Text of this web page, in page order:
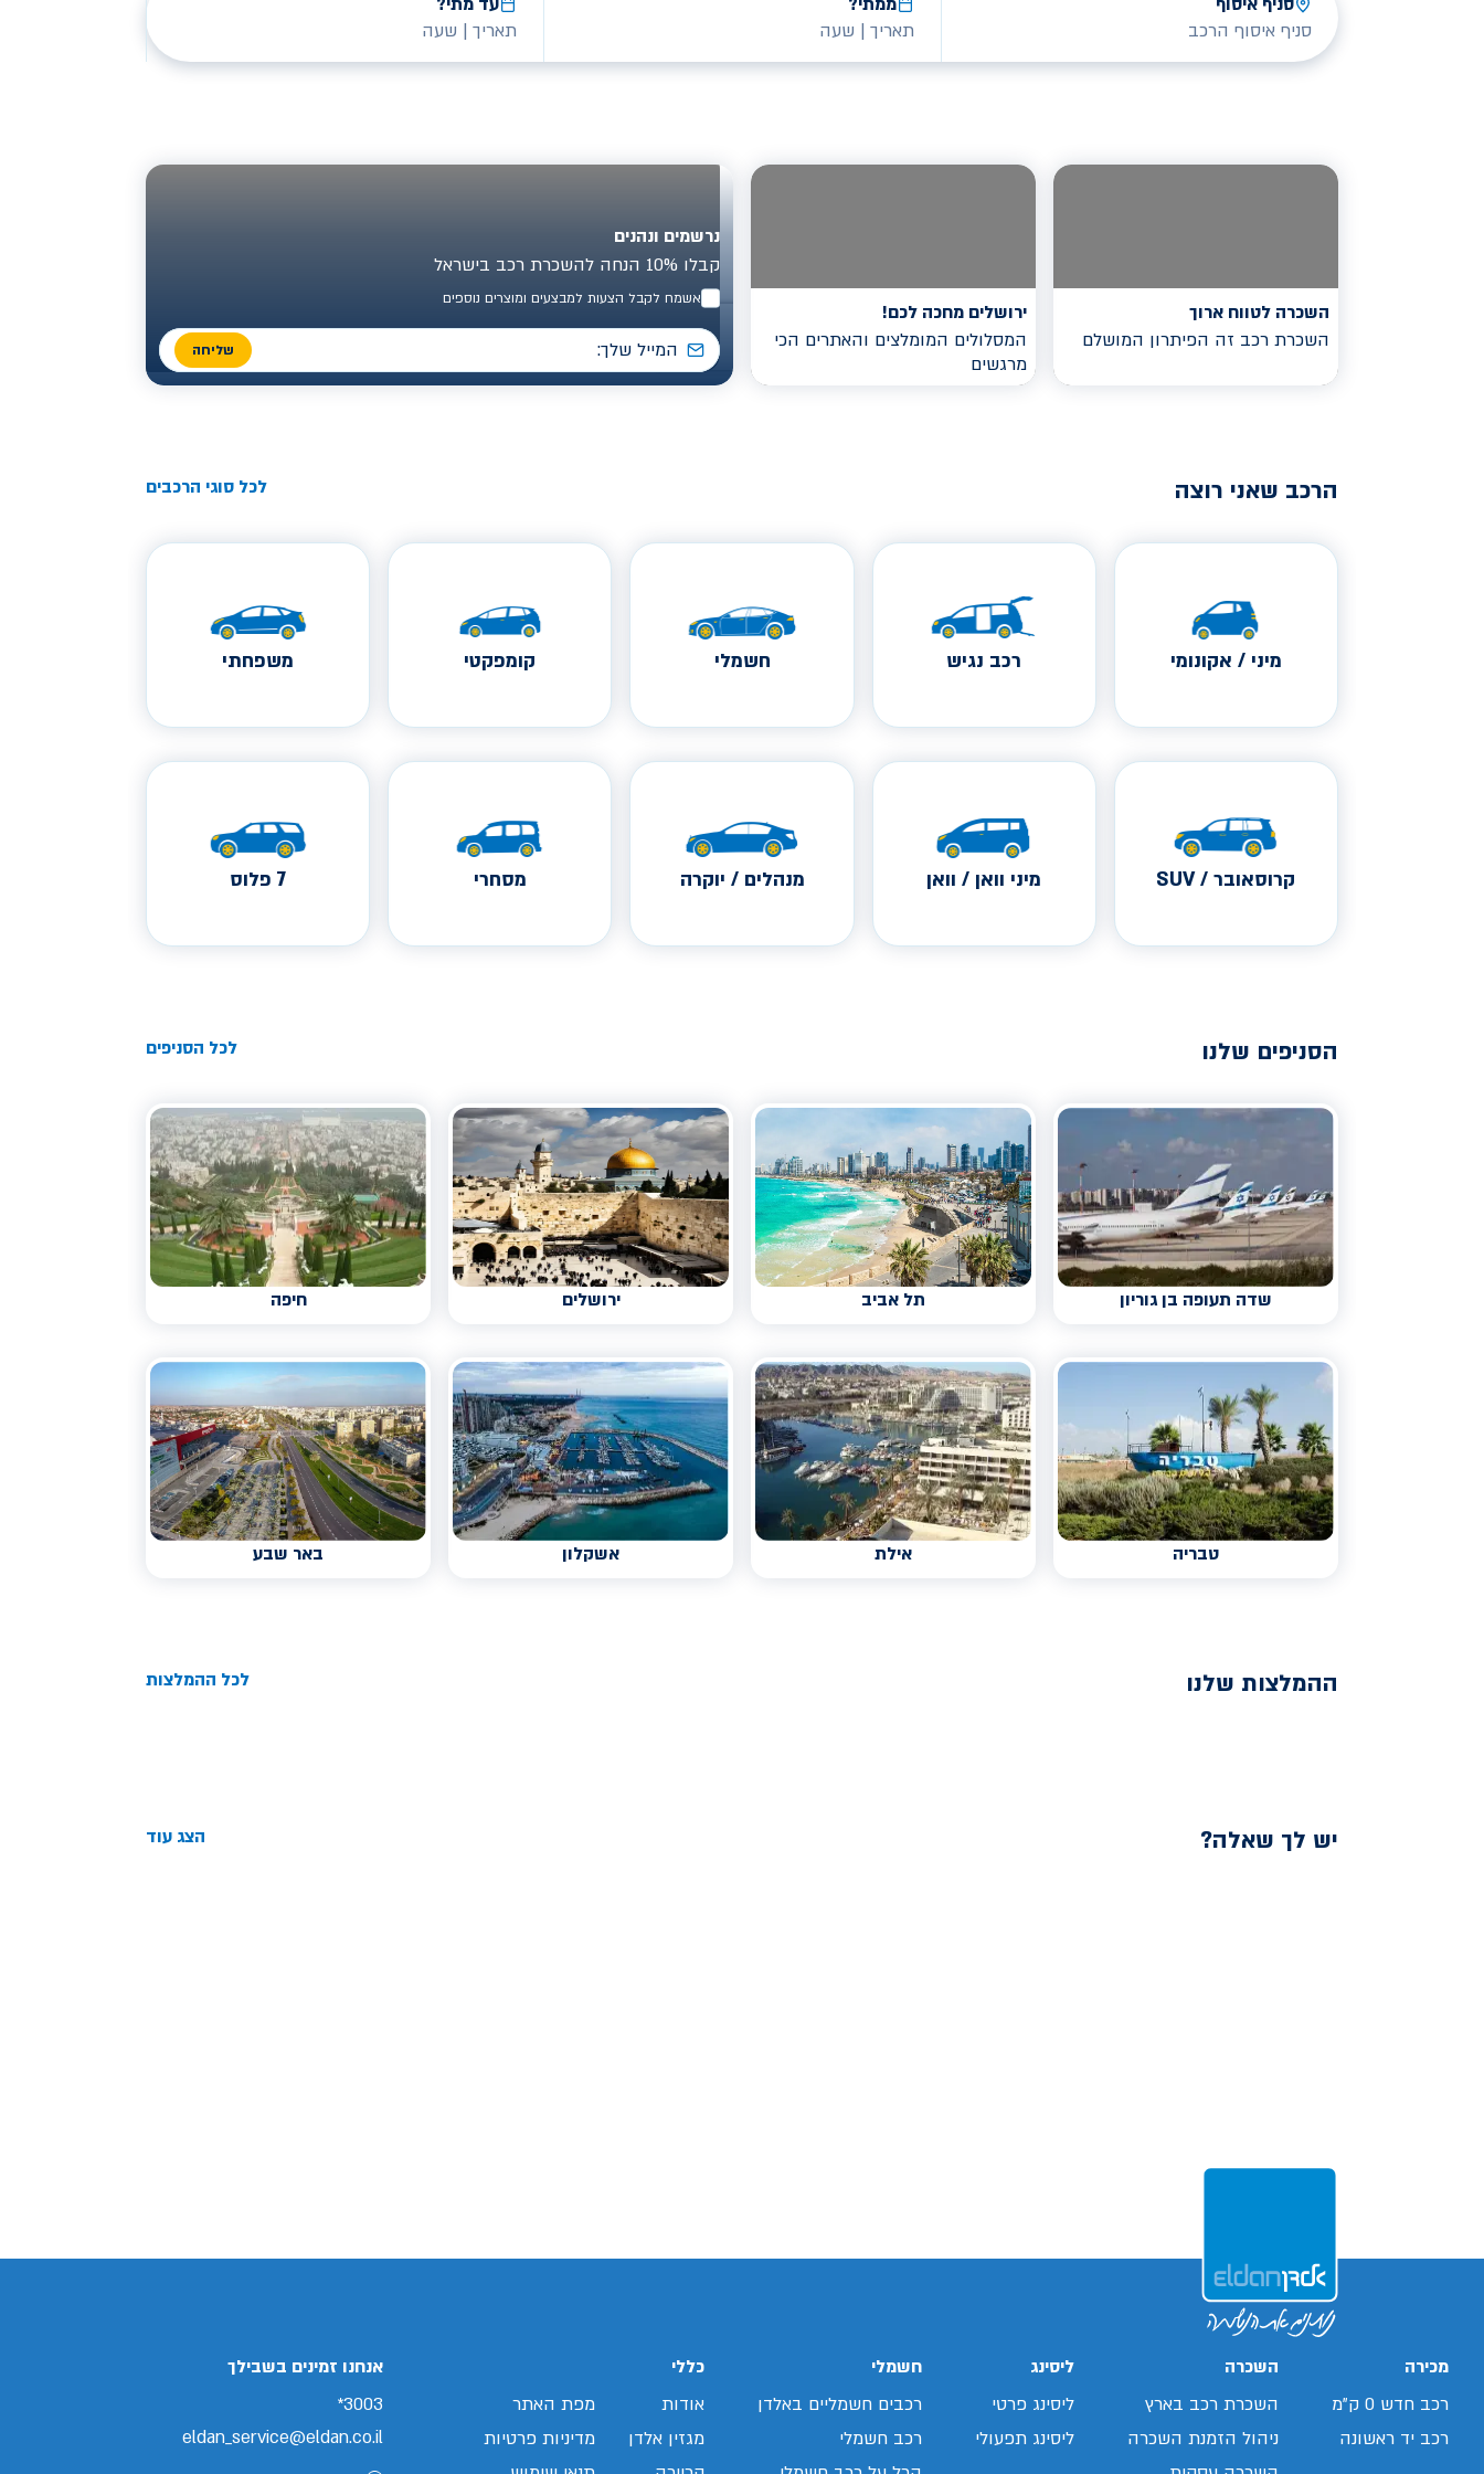
סניף איסוף הרכב
תאריך | שעה
תאריך | שעה
השכרה לטווח ארוך
השכרת רכב זה הפיתרון המושלם
ירושלים מחכה לכם!
המסלולים המומלצים והאתרים הכי
מרגשים
נרשמים ונהנים
קבלו 10% הנחה להשכרת רכב בישראל
אשמח לקבל הצעות למבצעים ומוצרים נוספים
שליחה
הרכב שאני רוצה לכל סוגי הרכבים
מיני / אקונומי רכב נגיש חשמלי קומפקטי משפחתי
קרוסאובר / SUV מיני וואן / וואן מנהלים / יוקרה מסחרי 7 פלוס
הסניפים שלנו לכל הסניפים
שדה תעופה בן גוריון תל אביב ירושלים חיפה
טבריה אילת אשקלון באר שבע
ההמלצות שלנו לכל ההמלצות
יש לך שאלה? הצג עוד
מכירה
רכב חדש 0 ק"מ
רכב יד ראשונה
השכרה
השכרת רכב בארץ
ניהול הזמנת השכרה
ליסינג
ליסינג פרטי
ליסינג תפעולי
חשמלי
רכבים חשמליים באלדן
רכב חשמלי
כללי
אודות
מגזין אלדן
מפת האתר
מדיניות פרטיות
אנחנו זמינים בשבילך
3003*
eldan_service@eldan.co.il